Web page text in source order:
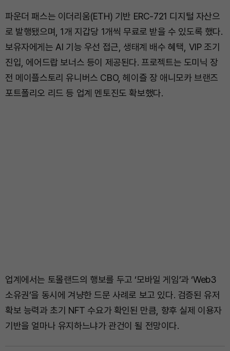
파운더 패스는 이더리움(ETH) 기반 ERC-721 디지털 자산으
로 발행됐으며, 1개 지갑당 1개씩 무료로 받을 수 있도록 했다.
보유자에게는 AI 기능 우선 접근, 생태계 배수 혜택, VIP 조기
진입, 에어드랍 보너스 등이 제공된다. 프로젝트는 도미닉 장
전 메이플스토리 유니버스 CBO, 헤이즐 장 애니모카 브랜즈
포트폴리오 리드 등 업계 멘토진도 확보했다.
업계에서는 토몰랜드의 행보를 두고 ‘모바일 게임’과 ‘Web3
소유권’을 동시에 겨냥한 드문 사례로 보고 있다. 검증된 유저
확보 능력과 초기 NFT 수요가 확인된 만큼, 향후 실제 이용자
기반을 얼마나 유지하느냐가 관건이 될 전망이다.